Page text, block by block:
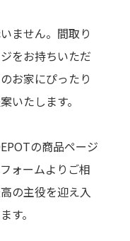
ません。間取り
をお持ちいただ
お家にぴったり
いたします。
の商品ページ
ォームよりご相
の主役を迎え入
す。